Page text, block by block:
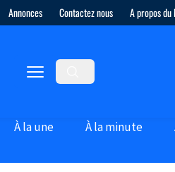
Annonces Contactez nous A propos du
À la une À la minute